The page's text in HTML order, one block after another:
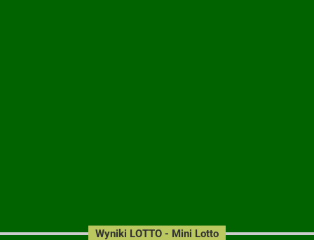
Wyniki LOTTO - Mini Lotto